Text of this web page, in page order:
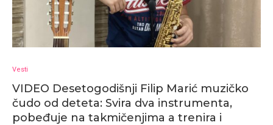
Vesti
VIDEO Desetogodišnji Filip Marić muzičko
čudo od deteta: Svira dva instrumenta,
pobeđuje na takmičenjima a trenira i